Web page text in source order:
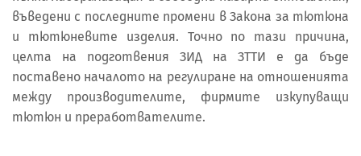
въведени с последните промени в Закона за тютюна
и тютюневите изделия. Точно по тази причина,
целта на подготвения ЗИД на ЗТТИ е да бъде
поставено началото на регулиране на отношенията
между производителите, фирмите изкупуващи
тютюн и преработвателите.